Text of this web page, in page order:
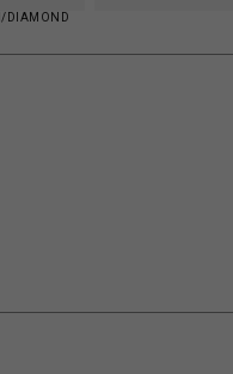
DIAMOND